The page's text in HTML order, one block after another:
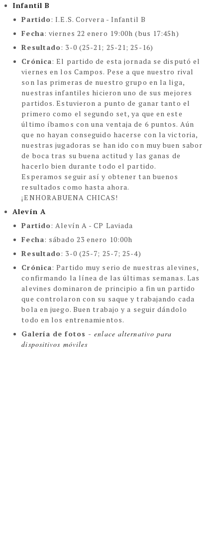
Infantil B
Partido:I.E.S. Corvera - Infantil B
Fecha: viernes 22 enero 19:00h (bus 17:45h)
Resultado: 3-0 (25-21; 25-21; 25-16)
Crónica:El partido de esta jornada se disputó el
viernes en los Campos. Pese a que nuestro rival
son las primeras de nuestro grupo en la liga,
nuestras infantiles hicieron uno de sus mejores
partidos. Estuvieron a punto de ganar tanto el
primero como el segundo set, ya que en este
último íbamos con una ventaja de 6 puntos. Aún
que no hayan conseguido hacerse con la victoria,
nuestras jugadoras se han ido con muy buen sabor
de boca tras su buena actitud y las ganas de
hacerlo bien durante todo el partido.
Esperamos seguir así y obtener tan buenos
resultados como hasta ahora.
¡ENHORABUENA CHICAS!
Alevín A
Partido:Alevín A - CP Laviada
Fecha: sábado 23 enero 10:00h
Resultado: 3-0 (25-7; 25-7; 25-4)
Crónica:Partido muy serio de nuestras alevines,
confirmando la línea de las últimas semanas. Las
alevines dominaron de principio a fin un partido
que controlaron con su saque y trabajando cada
bola en juego. Buen trabajo y a seguir dándolo
todo en los entrenamientos.
Galería de fotos - enlace alternativo para
dispositivos móviles